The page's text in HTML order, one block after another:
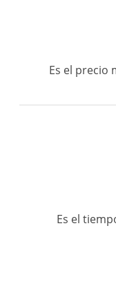
Es el precio
Es el